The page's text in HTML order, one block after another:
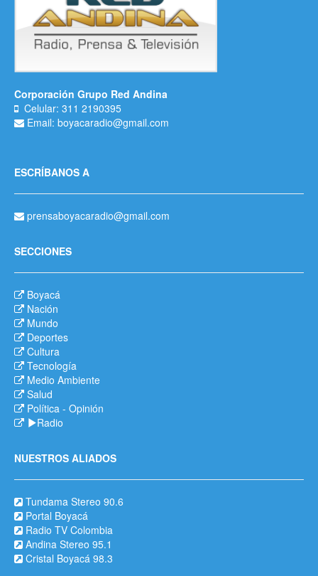
Corporación Grupo Red Andina
Celular: 311 2190395
Email: boyacaradio@gmail.com
ESCRÍBANOS A
prensaboyacaradio@gmail.com
SECCIONES
Boyacá
Nación
Mundo
Deportes
Cultura
Tecnología
Medio Ambiente
Salud
Política - Opinión
Radio
NUESTROS ALIADOS
Tundama Stereo 90.6
Portal Boyacá
Radio TV Colombia
Andina Stereo 95.1
Cristal Boyacá 98.3